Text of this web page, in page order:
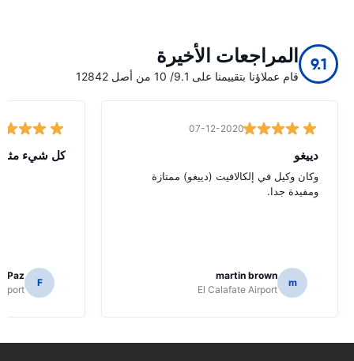
9.1 المراجعات الأخيرة
قام عملاؤنا بتقييمنا على 9.1/ 10 من أصل 12842
07-12-2020
دييغو
وكان وكيل في إلكالافيت (دييغو) ممتازة
ومفيدة جدا.
m
martin brown
El Calafate Airport
كل شيء
F
Paz